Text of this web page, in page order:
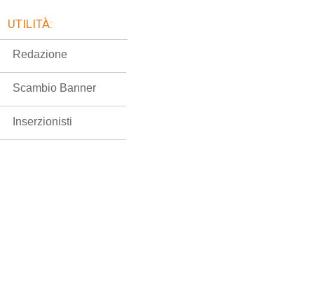
UTILITÀ:
Redazione
Scambio Banner
Inserzionisti